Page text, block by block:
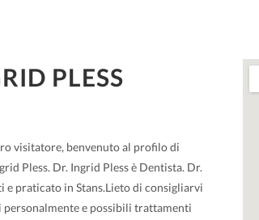
PLESS
visitatore, benvenuto al profilo di
Pless. Dr. Ingrid Pless è Dentista. Dr.
e praticato in Stans.Lieto di consigliarvi
personalmente e possibili trattamenti